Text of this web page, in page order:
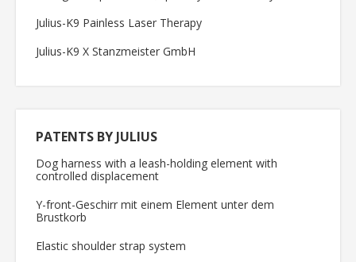
Julius-K9 Painless Laser Therapy
Julius-K9 X Stanzmeister GmbH
PATENTS BY JULIUS
Dog harness with a leash-holding element with
controlled displacement
Y-front-Geschirr mit einem Element unter dem
Brustkorb
Elastic shoulder strap system